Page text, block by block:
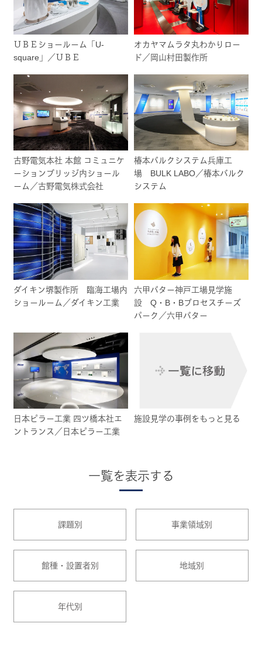
ＵＢＥショールーム「U-
square」／ＵＢＥ
オカヤマムラタ丸わかりロー
ド／岡山村田製作所
古野電気本社 本館 コミュニケ
ーションブリッジ内ショール
ーム／古野電気株式会社
椿本バルクシステム兵庫工
場 BULK LABO／椿本バルク
システム
ダイキン堺製作所 臨海工場内
ショールーム／ダイキン工業
六甲バター神戸工場見学施
設 Q・B・Bプロセスチーズ
パーク／六甲バター
日本ピラー工業 四ツ橋本社エ
ントランス／日本ピラー工業
施設見学の事例をもっと見る
一覧を表示する
課題別 事業領域別
館種・設置者別 地域別
年代別